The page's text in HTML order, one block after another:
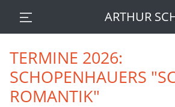
ARTHUR
TERMINE 2026:
SCHOPENHAUERS
ROMANTIK"